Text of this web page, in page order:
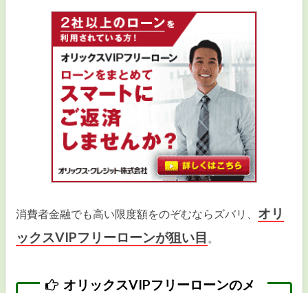
消費者金融でも高い限度額をのぞむならズバリ、 オリ
ックスVIPフリーローンが狙い目
オリックスVIPフリーローンのメ